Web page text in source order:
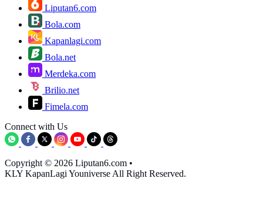
Liputan6.com
Bola.com
Kapanlagi.com
Bola.net
Merdeka.com
Brilio.net
Fimela.com
Connect with Us
Copyright © 2026 Liputan6.com •
KLY KapanLagi Youniverse All Right Reserved.